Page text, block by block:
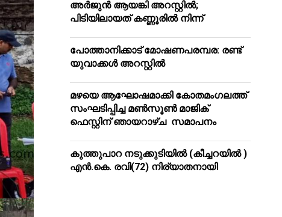
അർജുൻ ആയങ്കി അറസ്റ്റിൽ;
പിടിയിലായത് കണ്ണൂരിൽ നിന്ന്
പോത്താനിക്കാട് മോഷണപരമ്പര: രണ്ട്
യുവാക്കൾ അറസ്റ്റിൽ
മഴയെ ആഘോഷമാക്കി കോതമംഗലത്ത്
സംഘടിപ്പിച്ച മൺസൂൺ മാജിക്
ഫെസ്റ്റിന് ഞായറാഴ്ച സമാപനം
കുത്തുപാറ നടുക്കുടിയിൽ (കീച്ചറയിൽ )
എൻ.കെ. രവി(72) നിര്യാതനായി